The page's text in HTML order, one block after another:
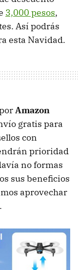
3,000 pesos,
Así podrás
esta Navidad.
Amazon
gratis para
con
prioridad
no formas
sus beneficios
aprovechar
.